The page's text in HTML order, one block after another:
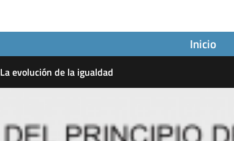
Inicio
La evolución de la igualdad